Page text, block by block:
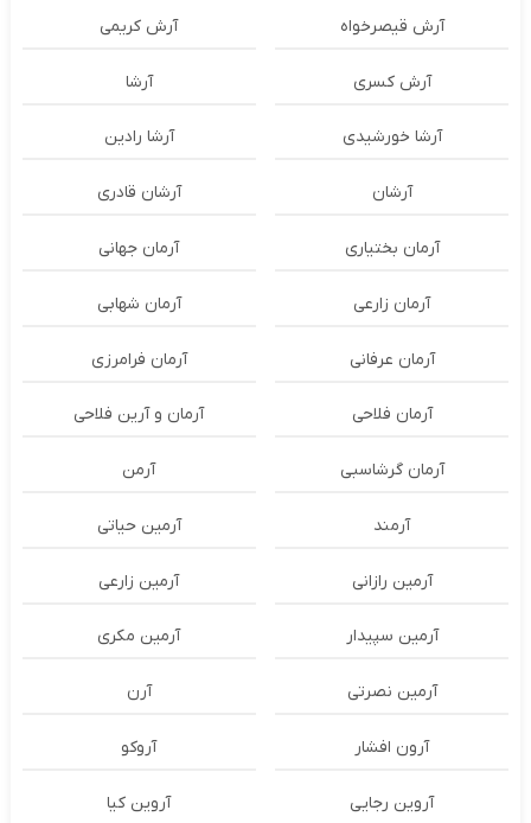
آرش قیصرخواه آرش کریمی
آرش کسری آرشا
آرشا خورشیدی آرشا رادین
آرشان آرشان قادری
آرمان بختیاری آرمان جهانی
آرمان زارعی آرمان شهابی
آرمان عرفانی آرمان فرامرزی
آرمان فلاحی آرمان و آرین فلاحی
آرمان گرشاسبی آرمن
آرمند آرمین حیاتی
آرمین رازانی آرمین زارعی
آرمین سپیدار آرمین مکری
آرمین نصرتی آرن
آرون افشار آروکو
آروین رجایی آروین کیا